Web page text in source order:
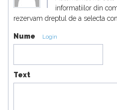
informatiilor din
rezervam dreptul de a selecta
Nume Login
Text